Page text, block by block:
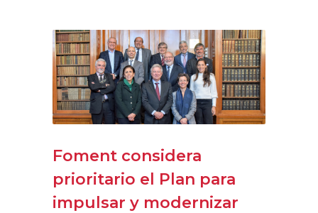
Foment considera
prioritario el Plan para
impulsar y modernizar